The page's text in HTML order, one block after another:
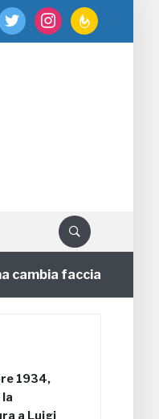
twitter instagramfeedburner
faccia
1934,
la
a Luigi